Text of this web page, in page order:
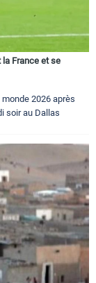
la France et se
monde 2026 après
soir au Dallas